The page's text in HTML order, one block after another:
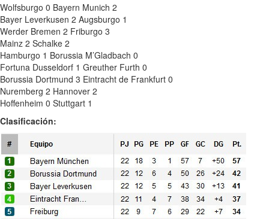
Wolfsburgo 0 Bayern Munich 2
Bayer Leverkusen 2 Augsburgo 1
Werder Bremen 2 Friburgo 3
Mainz 2 Schalke 2
Hamburgo 1 Borussia M’Gladbach 0
Fortuna Dusseldorf 1 Greuther Furth 0
Borussia Dortmund 3 Eintracht de Frankfurt 0
Nuremberg 2 Hannover 2
Hoffenheim 0 Stuttgart 1
Clasificación: